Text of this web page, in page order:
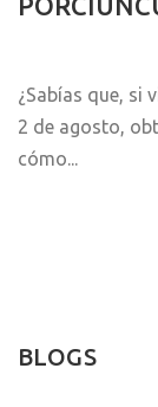
¿Sabías que, si
2 de agosto,
cómo...
BLOGS